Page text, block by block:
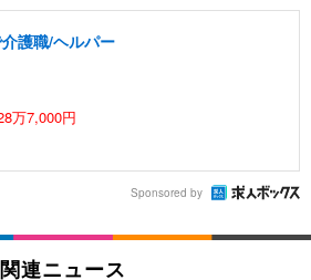
護職/ヘルパー
万7,000円
Sponsored by
関連ニュース